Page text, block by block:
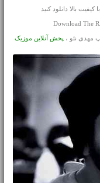
کیفیت بالا دانلود کنید
Download The
پخش آنلاین موزیک